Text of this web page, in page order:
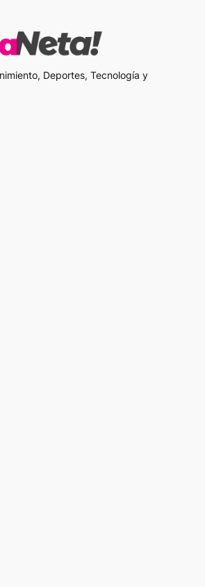
Deportes, Tecnología y